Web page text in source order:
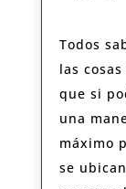
Todos
las
que si
una
máximo
se